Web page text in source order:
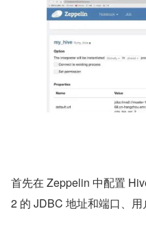
首先在 Zeppelin 中配置
2 的 JDBC 地址和端口、用